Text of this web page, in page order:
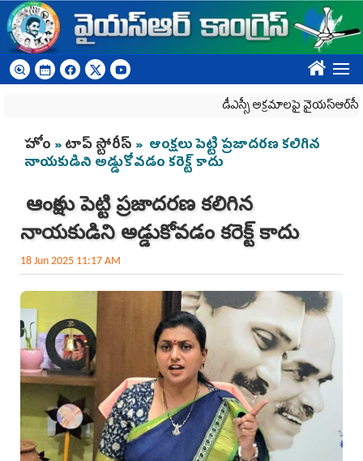
Skip to main content
????
డీఎస్సీ అక్రమాలపై వైయ‌స్ఆర్‌సీపీ
You are here
హోం »టాప్ స్టోరీస్» ఆంక్ష‌లు పెట్టి ప్ర‌జాద‌ర‌ణ క‌లిగిన
నాయ‌కుడిని అడ్డుకోవడం క‌రెక్ట్ కాదు
ఆంక్ష‌లు పెట్టి ప్ర‌జాద‌ర‌ణ క‌లిగిన
నాయ‌కుడిని అడ్డుకోవడం క‌రెక్ట్ కాదు
18 Jun 2025 11:17 AM